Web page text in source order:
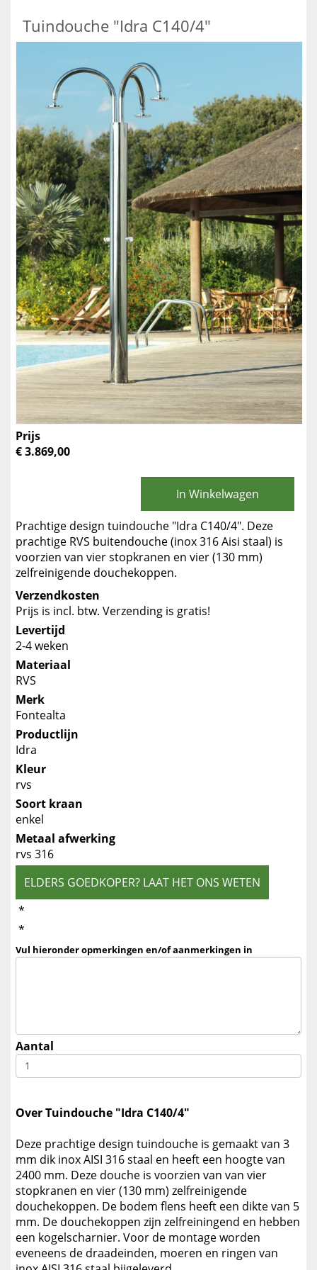
Tuindouche "Idra C140/4"
Prijs
€ 3.869,00
In Winkelwagen
Prachtige design tuindouche "Idra C140/4". Deze
prachtige RVS buitendouche (inox 316 Aisi staal) is
voorzien van vier stopkranen en vier (130 mm)
zelfreinigende douchekoppen.
Verzendkosten
Prijs is incl. btw. Verzending is gratis!
Levertijd
2-4 weken
Materiaal
RVS
Merk
Fontealta
Productlijn
Idra
Kleur
rvs
Soort kraan
enkel
Metaal afwerking
rvs 316
ELDERS GOEDKOPER? LAAT HET ONS WETEN
*
*
Vul hieronder opmerkingen en/of aanmerkingen in
Aantal
Over Tuindouche "Idra C140/4"
Deze prachtige design tuindouche is gemaakt van 3
mm dik inox AISI 316 staal en heeft een hoogte van
2400 mm. Deze douche is voorzien van van vier
stopkranen en vier (130 mm) zelfreinigende
douchekoppen. De bodem flens heeft een dikte van 5
mm. De douchekoppen zijn zelfreiningend en hebben
een kogelscharnier. Voor de montage worden
eveneens de draadeinden, moeren en ringen van